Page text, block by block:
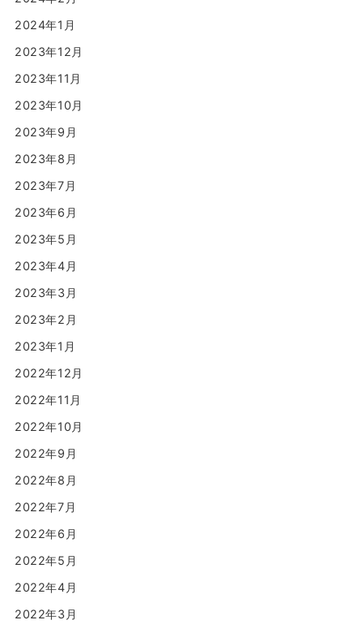
2024年1月
2023年12月
2023年11月
2023年10月
2023年9月
2023年8月
2023年7月
2023年6月
2023年5月
2023年4月
2023年3月
2023年2月
2023年1月
2022年12月
2022年11月
2022年10月
2022年9月
2022年8月
2022年7月
2022年6月
2022年5月
2022年4月
2022年3月